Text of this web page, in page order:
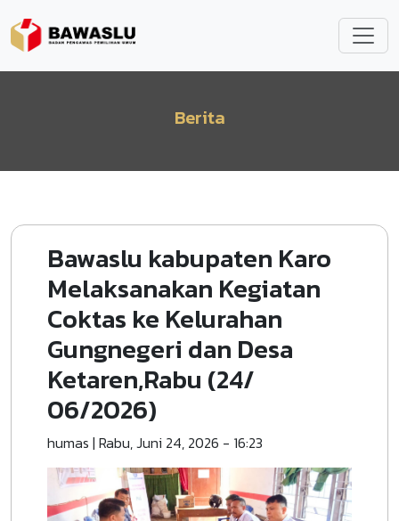
Berita
Bawaslu kabupaten Karo
Melaksanakan Kegiatan
Coktas ke Kelurahan
Gungnegeri dan Desa
Ketaren,Rabu (24/
06/2026)
humas | Rabu, Juni 24, 2026 - 16:23